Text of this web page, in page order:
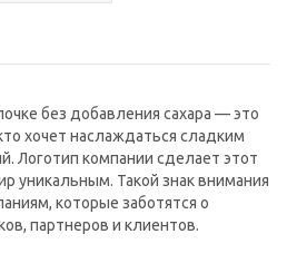
без добавления сахара — это
хочет наслаждаться сладким
Логотип компании сделает этот
уникальным. Такой знак внимания
которые заботятся о
партнеров и клиентов.